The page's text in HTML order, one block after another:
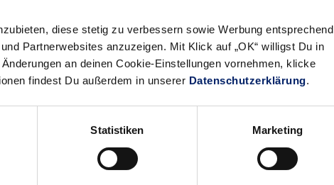
diese stetig zu verbessern sowie Werbung entsprechend
Partnerwebsites anzuzeigen. Mit Klick auf „OK“ willigst Du in
an deinen Cookie-Einstellungen vornehmen, klicke
findest Du außerdem in unserer Datenschutzerklärung.
Statistiken Marketing